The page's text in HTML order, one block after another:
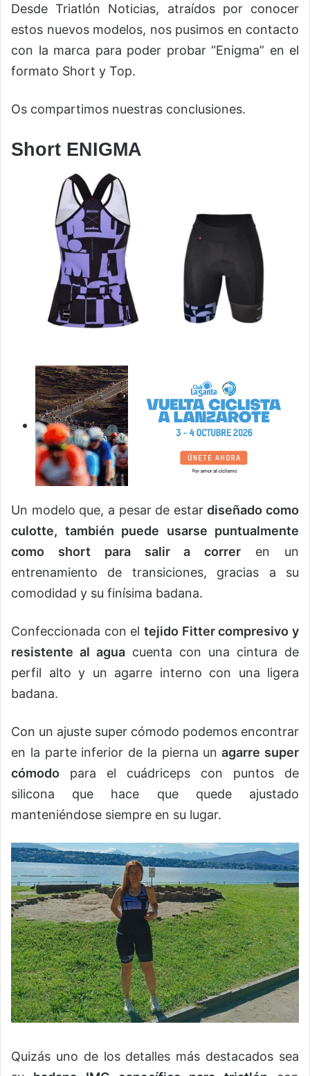
Desde Triatlón Noticias, atraídos por conocer
estos nuevos modelos, nos pusimos en contacto
con la marca para poder probar “Enigma” en el
formato Short y Top.
Os compartimos nuestras conclusiones.
Short ENIGMA
Un modelo que, a pesar de estardiseñado como
culotte, también puede usarse puntualmente
como short para salir a correr en un
entrenamiento de transiciones, gracias a su
comodidad y su finísima badana.
Confeccionada con el tejido Fitter compresivo y
resistente al agua cuenta con una cintura de
perfil alto y un agarre interno con una ligera
badana.
Con un ajuste super cómodo podemos encontrar
en la parte inferior de la pierna un agarre super
cómodo para el cuádriceps con puntos de
silicona que hace que quede ajustado
manteniéndose siempre en su lugar.
Quizás uno de los detalles más destacados sea